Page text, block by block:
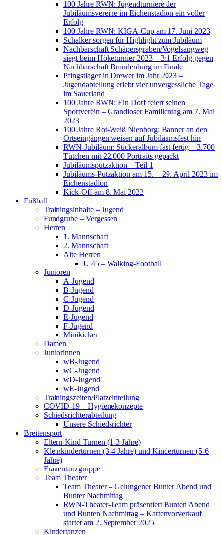
100 Jahre RWN: Jugendturniere der
Jubiläumsvereine im Eichenstadion ein voller
Erfolg
100 Jahre RWN: KIGA-Cup am 17. Juni 2023
Schalker sorgen für Highlight zum Jubiläum
Nachbarschaft Schäpersgraben/Vogelsangweg
siegt beim Höketurnier 2023 – 3:1 Erfolg gegen
Nachbarschaft Brandenburg im Finale
Pfingstlager in Drewer im Jahr 2023 –
Jugendabteilung erlebt vier unvergessliche Tage
im Sauerland
100 Jahre RWN: Ein Dorf feiert seinen
Sportverein – Grandioser Familientag am 7. Mai
2023
100 Jahre Rot-Weiß Nienborg: Banner an den
Ortseingängen weisen auf Jubiläumsfest hin
RWN-Jubiläum: Stickeralbum fast fertig – 3.700
Tütchen mit 22.000 Portraits gepackt
Jubiläumsputzaktion – Teil 1
Jubiläums-Putzaktion am 15. + 29. April 2023 im
Eichenstadion
Kick-Off am 8. Mai 2022
Fußball
Trainingsinhalte – Jugend
Fundgrube – Vergessen
Herren
1. Mannschaft
2. Mannschaft
Alte Herren
U 45 – Walking-Football
Junioren
A-Jugend
B-Jugend
C-Jugend
D-Jugend
E-Jugend
F-Jugend
Minikicker
Damen
Juniorinnen
wB-Jugend
wC-Jugend
wD-Jugend
wE-Jugend
Trainingszeiten/Platzeinteilung
COVID-19 – Hygienekonzepte
Schiedsrichterabteilung
Unsere Schiedsrichter
Breitensport
Eltern-Kind Turnen (1-3 Jahre)
Kleinkinderturnen (3-4 Jahre) und Kinderturnen (5-6
Jahre)
Frauentanzgruppe
Team Theater
Team Theater – Gelungener Bunter Abend und
Bunter Nachmittag
RWN-Theater-Team präsentiert Bunten Abend
und Bunten Nachmittag – Kartenvorverkauf
startet am 2. September 2025
Kindertanzen